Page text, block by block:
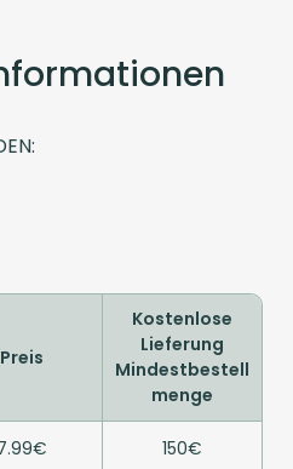
Preis
Kostenlose
Lieferung
Mindestbestell
menge
150€